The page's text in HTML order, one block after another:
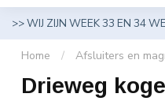
>> WIJ ZIJN WEEK 33 EN 34
Home / Afsluiters en
Drieweg